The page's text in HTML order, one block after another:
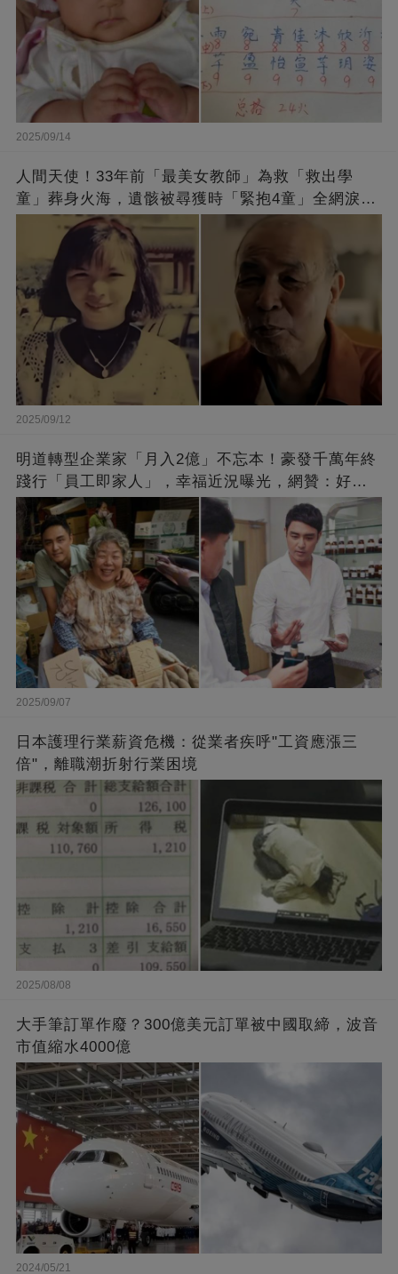
2025/09/14
人間天使！33年前「最美女教師」為救「救出學
童」葬身火海，遺骸被尋獲時「緊抱4童」全網淚
崩：真正的英雄不該被遺忘
2025/09/12
明道轉型企業家「月入2億」不忘本！豪發千萬年終
踐行「員工即家人」，幸福近況曝光，網贊：好老
闆的福報
2025/09/07
日本護理行業薪資危機：從業者疾呼"工資應漲三
倍"，離職潮折射行業困境
2025/08/08
大手筆訂單作廢？300億美元訂單被中國取締，波音
市值縮水4000億
2024/05/21